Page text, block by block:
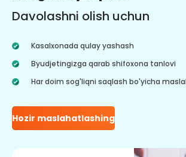
Davolashni olish uchun
Kasalxonada qulay yashash
Byudjetingizga qarab shifoxona tanlovi
Har doim sog'liqni saqlash bo'yicha
Hozir maslahatlashing